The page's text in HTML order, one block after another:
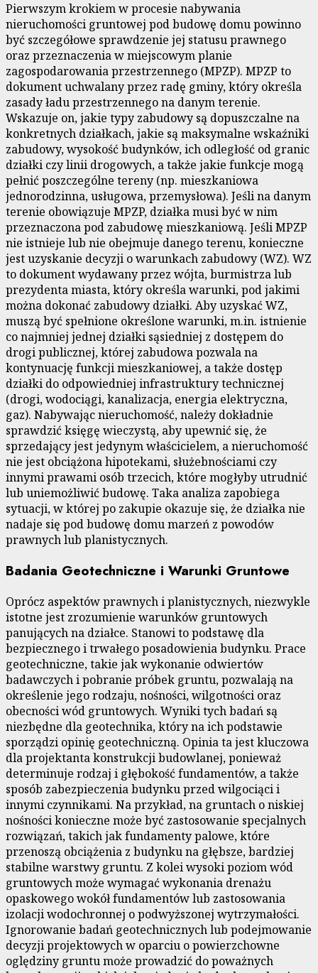
Pierwszym krokiem w procesie nabywania
nieruchomości gruntowej pod budowę domu powinno
być szczegółowe sprawdzenie jej statusu prawnego
oraz przeznaczenia w miejscowym planie
zagospodarowania przestrzennego (MPZP). MPZP to
dokument uchwalany przez radę gminy, który określa
zasady ładu przestrzennego na danym terenie.
Wskazuje on, jakie typy zabudowy są dopuszczalne na
konkretnych działkach, jakie są maksymalne wskaźniki
zabudowy, wysokość budynków, ich odległość od granic
działki czy linii drogowych, a także jakie funkcje mogą
pełnić poszczególne tereny (np. mieszkaniowa
jednorodzinna, usługowa, przemysłowa). Jeśli na danym
terenie obowiązuje MPZP, działka musi być w nim
przeznaczona pod zabudowę mieszkaniową. Jeśli MPZP
nie istnieje lub nie obejmuje danego terenu, konieczne
jest uzyskanie decyzji o warunkach zabudowy (WZ). WZ
to dokument wydawany przez wójta, burmistrza lub
prezydenta miasta, który określa warunki, pod jakimi
można dokonać zabudowy działki. Aby uzyskać WZ,
muszą być spełnione określone warunki, m.in. istnienie
co najmniej jednej działki sąsiedniej z dostępem do
drogi publicznej, której zabudowa pozwala na
kontynuację funkcji mieszkaniowej, a także dostęp
działki do odpowiedniej infrastruktury technicznej
(drogi, wodociągi, kanalizacja, energia elektryczna,
gaz). Nabywając nieruchomość, należy dokładnie
sprawdzić księgę wieczystą, aby upewnić się, że
sprzedający jest jedynym właścicielem, a nieruchomość
nie jest obciążona hipotekami, służebnościami czy
innymi prawami osób trzecich, które mogłyby utrudnić
lub uniemożliwić budowę. Taka analiza zapobiega
sytuacji, w której po zakupie okazuje się, że działka nie
nadaje się pod budowę domu marzeń z powodów
prawnych lub planistycznych.
Badania Geotechniczne i Warunki Gruntowe
Oprócz aspektów prawnych i planistycznych, niezwykle
istotne jest zrozumienie warunków gruntowych
panujących na działce. Stanowi to podstawę dla
bezpiecznego i trwałego posadowienia budynku. Prace
geotechniczne, takie jak wykonanie odwiertów
badawczych i pobranie próbek gruntu, pozwalają na
określenie jego rodzaju, nośności, wilgotności oraz
obecności wód gruntowych. Wyniki tych badań są
niezbędne dla geotechnika, który na ich podstawie
sporządzi opinię geotechniczną. Opinia ta jest kluczowa
dla projektanta konstrukcji budowlanej, ponieważ
determinuje rodzaj i głębokość fundamentów, a także
sposób zabezpieczenia budynku przed wilgociąci i
innymi czynnikami. Na przykład, na gruntach o niskiej
nośności konieczne może być zastosowanie specjalnych
rozwiązań, takich jak fundamenty palowe, które
przenoszą obciążenia z budynku na głębsze, bardziej
stabilne warstwy gruntu. Z kolei wysoki poziom wód
gruntowych może wymagać wykonania drenażu
opaskowego wokół fundamentów lub zastosowania
izolacji wodochronnej o podwyższonej wytrzymałości.
Ignorowanie badań geotechnicznych lub podejmowanie
decyzji projektowych w oparciu o powierzchowne
oględziny gruntu może prowadzić do poważnych